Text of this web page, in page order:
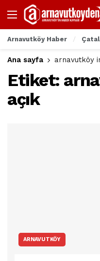
Arnavutköy Haber
Ana sayfa arnavutköy
Etiket:
açık
ARNAVUTKÖY